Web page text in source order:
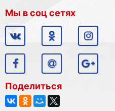
Мы в соц сетях
Поделиться